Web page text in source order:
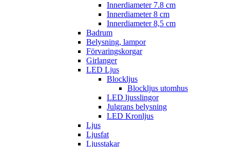
Innerdiameter 7.8 cm
Innerdiameter 8 cm
Innerdiameter 8,5 cm
Badrum
Belysning, lampor
Förvaringskorgar
Girlanger
LED Ljus
Blockljus
Blockljus utomhus
LED ljusslingor
Julgrans belysning
LED Kronljus
Ljus
Ljusfat
Ljusstakar